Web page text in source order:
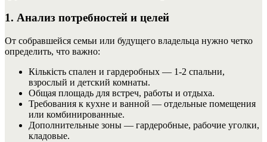
1. Анализ потребностей и целей
От собравшейся семьи или будущего владельца нужно четко
определить, что важно:
Кількість спален и гардеробных — 1-2 спальни,
взрослый и детский комнаты.
Общая площадь для встреч, работы и отдыха.
Требования к кухне и ванной — отдельные помещения
или комбинированные.
Дополнительные зоны — гардеробные, рабочие уголки,
кладовые.